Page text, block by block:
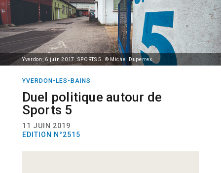
Yverdon, 6 juin 2017. SPORTS 5. © Michel Duperrex
YVERDON-LES-BAINS
Duel politique autour de
Sports 5
11 JUIN 2019
EDITION N°2515